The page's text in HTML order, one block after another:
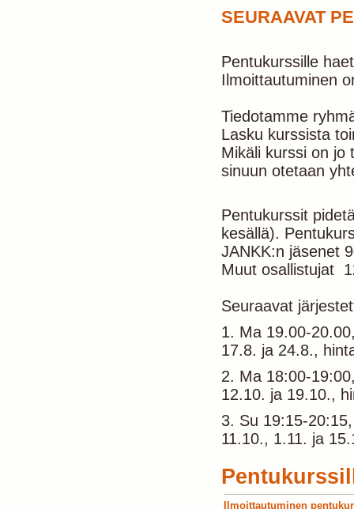
SEURAAVAT
Pentukurssille
Ilmoittautuminen
Tiedotamme
Lasku kurssista
Mikäli kurssi on jo
sinuun otetaan
Pentukurssit
kesällä).
JANKK:n jäsenet
Muut osallistujat
Seuraavat
1. Ma 19.00-
17.8. ja 24.8.,
2. Ma 18:00-
12.10. ja 19.10.,
3. Su 19:15-
11.10., 1.11. ja
Ilmoittautuminen